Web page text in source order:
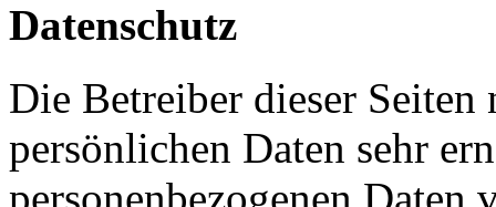
Datenschutz
Die Betreiber dieser Seiten
persönlichen Daten sehr